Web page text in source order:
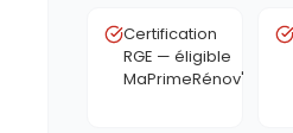
Certification
RGE — éligible
MaPrimeRénov'